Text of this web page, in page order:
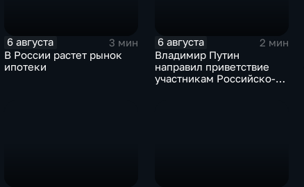
6 августа
3 мин
В России растет рынок
ипотеки
6 августа
2 мин
Владимир Путин
направил приветствие
участникам Российско-